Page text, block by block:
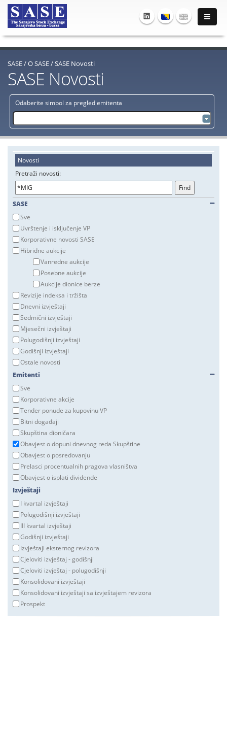
SASE/O SASE/SASE Novosti
Odaberite simbol za pregled emitenta
SASE Novosti
Novosti
Pretraži novosti:
SASE
Sve
Uvrštenje i isključenje VP
Korporativne novosti SASE
Hibridne aukcije
Vanredne aukcije
Posebne aukcije
Aukcije dionice berze
Revizije indeksa i tržišta
Dnevni izvještaji
Sedmični izvještaji
Mjesečni izvještaji
Polugodišnji izvještaji
Godišnji izvještaji
Ostale novosti
Emitenti
Sve
Korporativne akcije
Tender ponude za kupovinu VP
Bitni događaji
Skupština dioničara
Obavjest o dopuni dnevnog reda Skupštine
Obavjest o posredovanju
Prelasci procentualnih pragova vlasništva
Obavjest o isplati dividende
Izvještaji
I kvartal izvještaji
Polugodišnji izvještaji
III kvartal izvještaji
Godišnji izvještaji
Izvještaji eksternog revizora
Cjeloviti izvještaj - godišnji
Cjeloviti izvještaj - polugodišnji
Konsolidovani izvještaji
Konsolidovani izvještaji sa izvještajem revizora
Prospekt